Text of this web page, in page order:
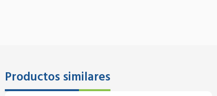
Productos similares